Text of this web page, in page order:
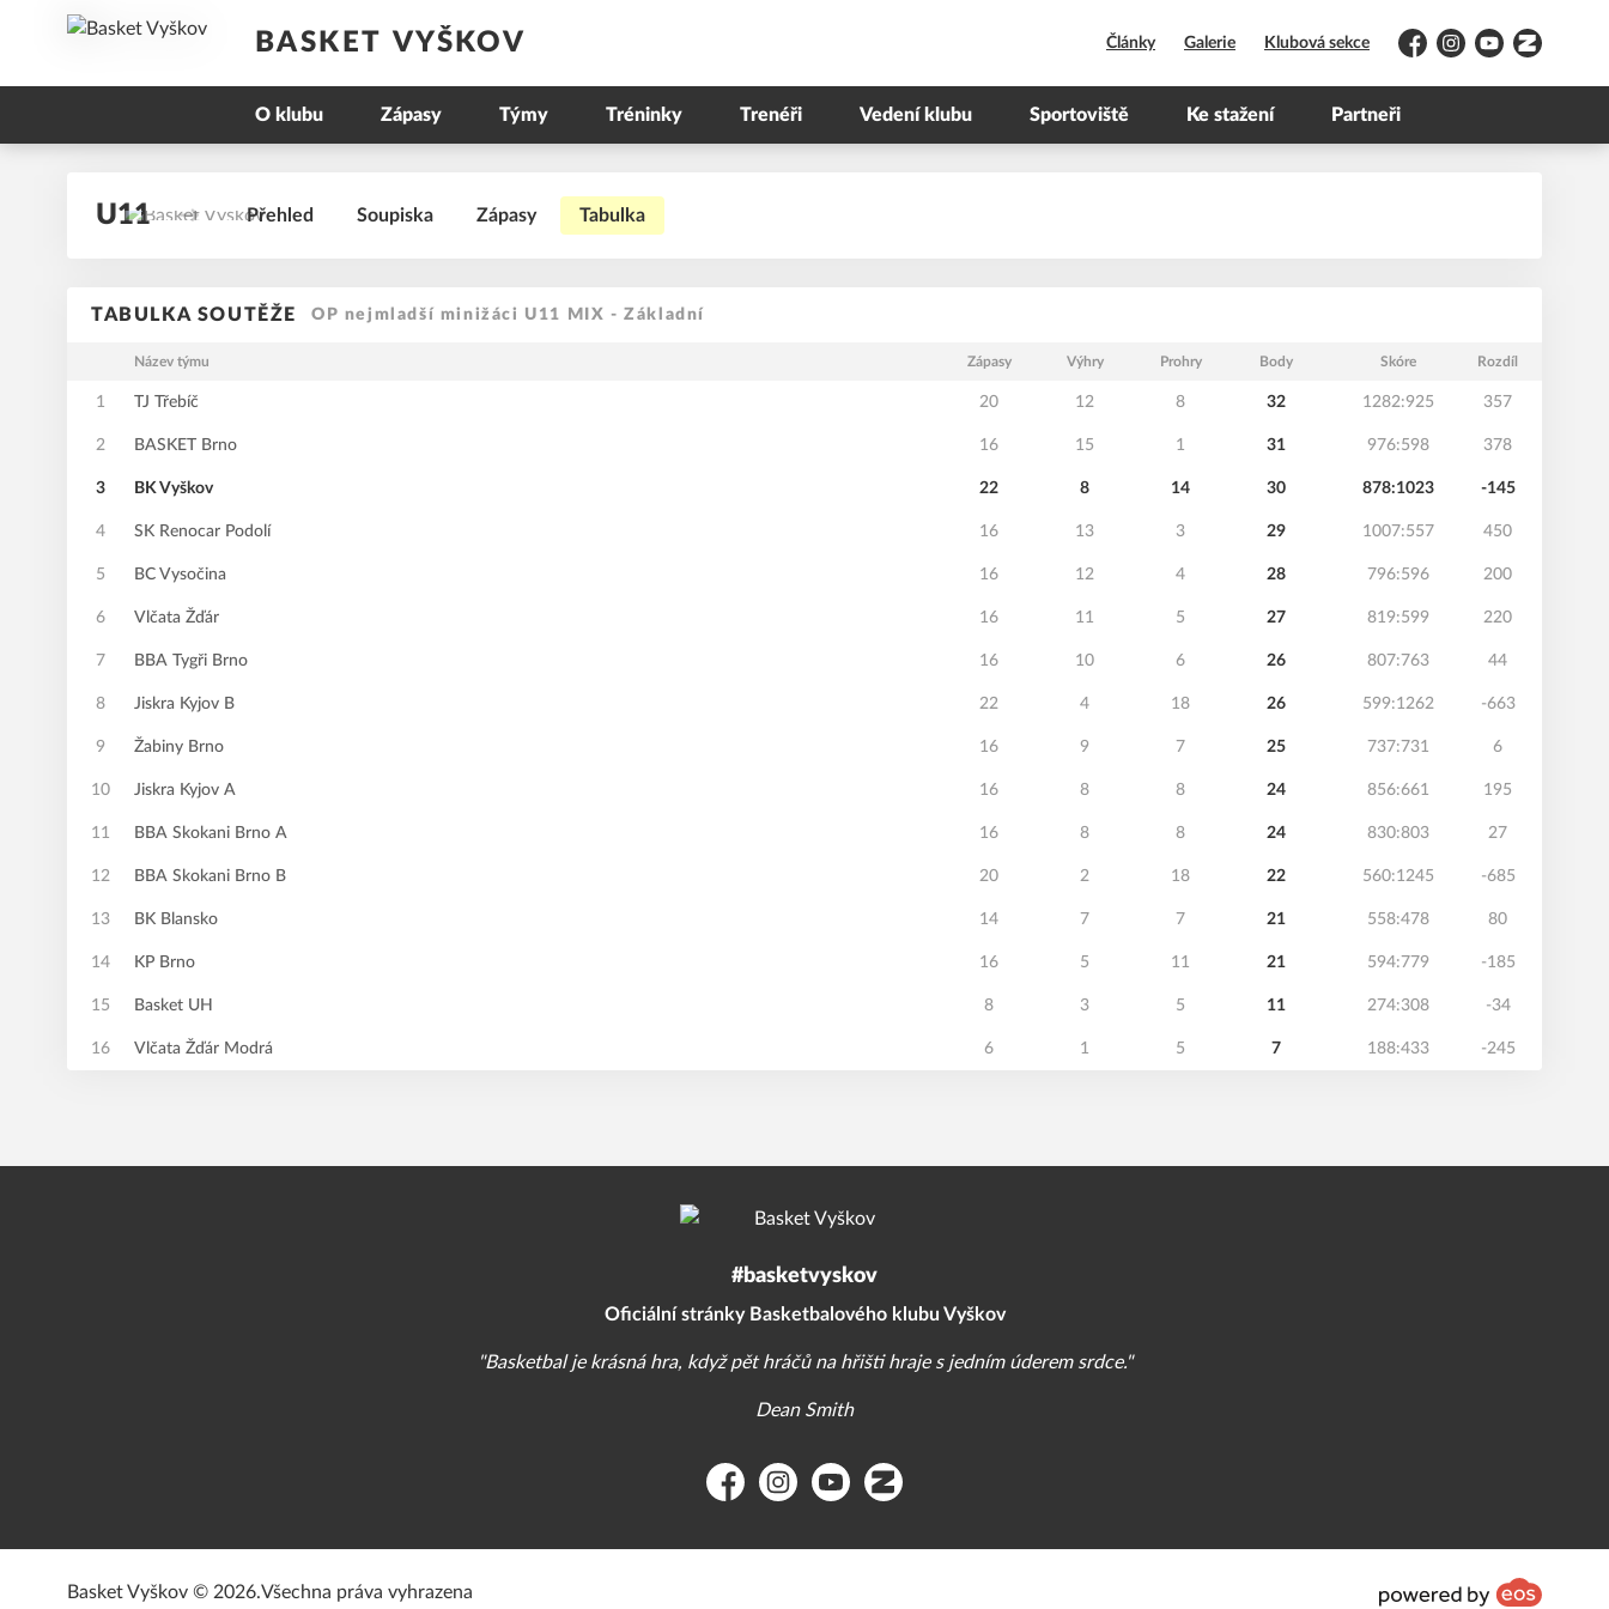
BASKET VYŠKOV Články Galerie Klubová sekce
FacebookInstagramYouTubeZonerama
O klubu Zápasy Týmy Tréninky Trenéři Vedení klubu Sportoviště Ke stažení Partneři
U11 Přehled Soupiska Zápasy Tabulka
TABULKA SOUTĚŽE OP nejmladší minižáci U11 MIX - Základní
Název týmu Zápasy Výhry Prohry Body Skóre Rozdíl
1 TJ Třebíč 20 12 8 32 1282:925 357
2 BASKET Brno 16 15 1 31 976:598 378
3 BK Vyškov 22 8 14 30 878:1023 -145
4 SK Renocar Podolí 16 13 3 29 1007:557 450
5 BC Vysočina 16 12 4 28 796:596 200
6 Vlčata Žďár 16 11 5 27 819:599 220
7 BBA Tygři Brno 16 10 6 26 807:763 44
8 Jiskra Kyjov B 22 4 18 26 599:1262 -663
9 Žabiny Brno 16 9 7 25 737:731 6
10 Jiskra Kyjov A 16 8 8 24 856:661 195
11 BBA Skokani Brno A 16 8 8 24 830:803 27
12 BBA Skokani Brno B 20 2 18 22 560:1245 -685
13 BK Blansko 14 7 7 21 558:478 80
14 KP Brno 16 5 11 21 594:779 -185
15 Basket UH 8 3 5 11 274:308 -34
16 Vlčata Žďár Modrá 6 1 5 7 188:433 -245
#basketvyskov
Oficiální stránky Basketbalového klubu Vyškov
"Basketbal je krásná hra, když pět hráčů na hřišti hraje s jedním úderem srdce."
Dean Smith
FacebookInstagramYouTubeZonerama
Basket Vyškov © 2026.Všechna práva vyhrazena